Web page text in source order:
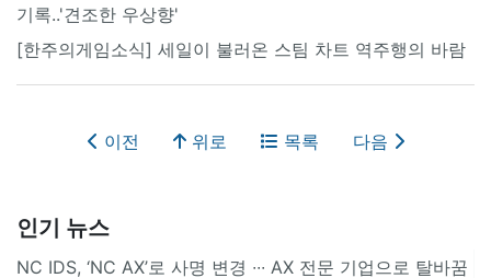
기록..'견조한 우상향'
[한주의게임소식] 세일이 불러온 스팀 차트 역주행의 바람
이전 위로 목록 다음
인기 뉴스
NC IDS, ‘NC AX’로 사명 변경 ∙∙∙ AX 전문 기업으로 탈바꿈